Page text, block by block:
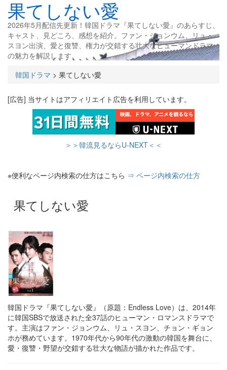
果てしない愛
2026年5月配信先更新！韓国ドラマ『果てしない愛』のあらすじ、
キャスト、見どころ、感想を紹介。ファン・ジョンウム、リュ・
スヨン出演、愛と復讐、権力が交錯する壮大なヒューマンドラマ
の魅力を解説します。
韓国ドラマ > 果てしない愛
[広告] 当サイトはアフィリエイト広告を利用しています。
＞＞韓流見るならU-NEXT＜＜
※便利なページ内検索の仕方はこちら ⇒ ページ内検索の仕方
果てしない愛
韓国ドラマ『果てしない愛』（原題：Endless Love）は、2014年
に韓国SBSで放送された全37話のヒューマン・ロマンスドラマで
す。主演はファン・ジョンウム、リュ・スヨン、チョン・ギョン
ホが務めています。1970年代から90年代の激動の韓国を舞台に、
愛・復讐・野望が交錯する壮大な物語が描かれた作品です。